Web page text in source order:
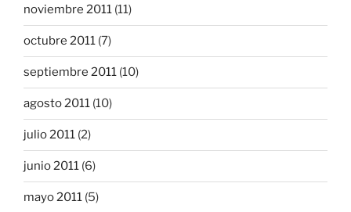
noviembre 2011 (11)
octubre 2011 (7)
septiembre 2011 (10)
agosto 2011 (10)
julio 2011 (2)
junio 2011 (6)
mayo 2011 (5)